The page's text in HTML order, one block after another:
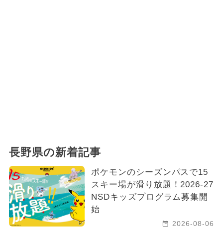
長野県の新着記事
ポケモンのシーズンパスで15
スキー場が滑り放題！2026-27
NSDキッズプログラム募集開
始
2026-08-06